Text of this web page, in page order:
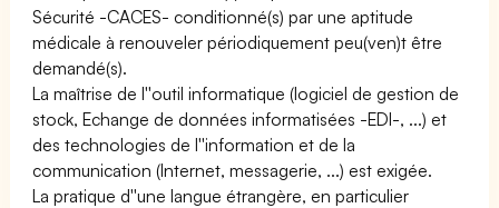
Sécurité -CACES- conditionné(s) par une aptitude
médicale à renouveler périodiquement peu(ven)t être
demandé(s).
La maîtrise de l''outil informatique (logiciel de gestion de
stock, Echange de données informatisées -EDI-, ...) et
des technologies de l''information et de la
communication (Internet, messagerie, ...) est exigée.
La pratique d''une langue étrangère, en particulier